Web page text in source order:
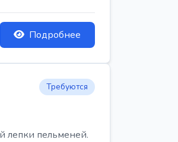
Подробнее
Требуются
лепки пельменей.